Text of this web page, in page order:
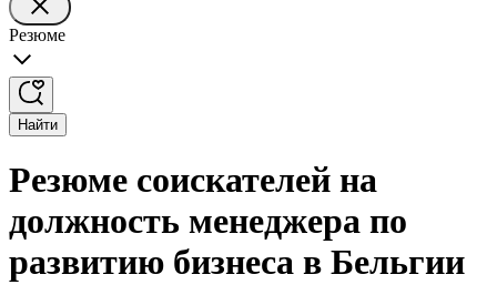
Резюме
Найти
Резюме соискателей на
должность менеджера по
развитию бизнеса в Бельгии